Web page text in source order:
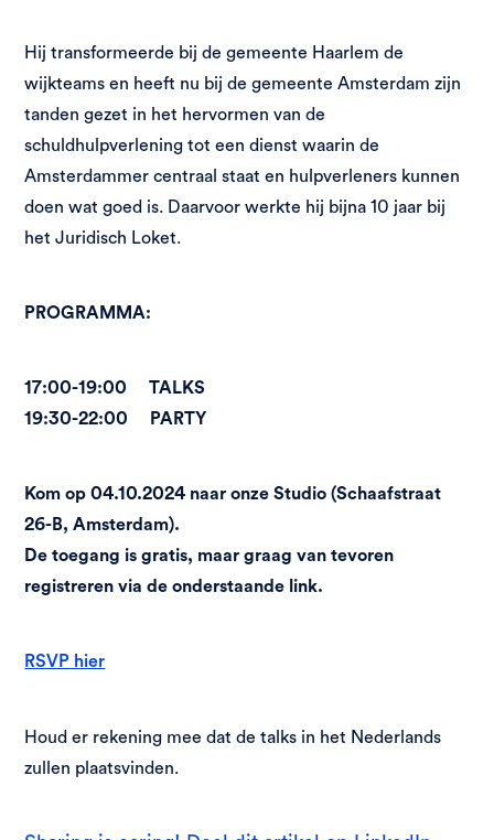
Hij transformeerde bij de gemeente Haarlem de
wijkteams en heeft nu bij de gemeente Amsterdam zijn
tanden gezet in het hervormen van de
schuldhulpverlening tot een dienst waarin de
Amsterdammer centraal staat en hulpverleners kunnen
doen wat goed is. Daarvoor werkte hij bijna 10 jaar bij
het Juridisch Loket.
PROGRAMMA:
17:00-19:00 TALKS
19:30-22:00 PARTY
Kom op 04.10.2024 naar onze Studio (Schaafstraat
26-B, Amsterdam).
De toegang is gratis, maar graag van tevoren
registreren via de onderstaande link.
RSVP hier
Houd er rekening mee dat de talks in het Nederlands
zullen plaatsvinden.